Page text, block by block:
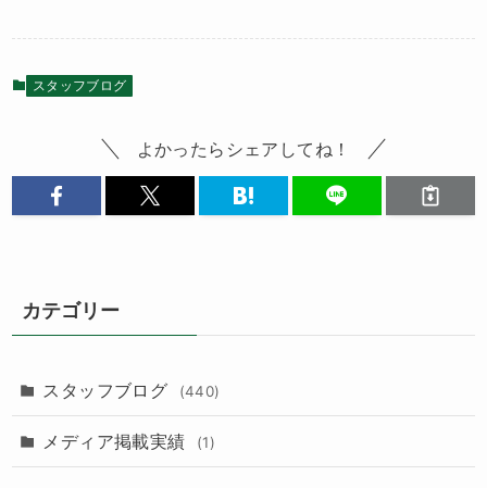
スタッフブログ
よかったらシェアしてね！
カテゴリー
スタッフブログ (440)
メディア掲載実績 (1)